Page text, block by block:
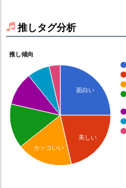
推しタグ分析
推し傾向
面白い
美しい
カッコいい